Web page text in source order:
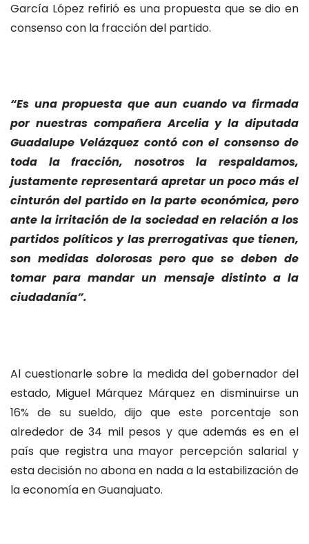
García López refirió es una propuesta que se dio en
consenso con la fracción del partido.
“Es una propuesta que aun cuando va firmada
por nuestras compañera Arcelia y la diputada
Guadalupe Velázquez contó con el consenso de
toda la fracción, nosotros la respaldamos,
justamente representará apretar un poco más el
cinturón del partido en la parte económica, pero
ante la irritación de la sociedad en relación a los
partidos políticos y las prerrogativas que tienen,
son medidas dolorosas pero que se deben de
tomar para mandar un mensaje distinto a la
ciudadanía”.
Al cuestionarle sobre la medida del gobernador del
estado, Miguel Márquez Márquez en disminuirse un
16% de su sueldo, dijo que este porcentaje son
alrededor de 34 mil pesos y que además es en el
país que registra una mayor percepción salarial y
esta decisión no abona en nada a la estabilización de
la economía en Guanajuato.